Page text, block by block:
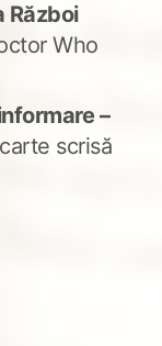
Război
Who
–
scrisă